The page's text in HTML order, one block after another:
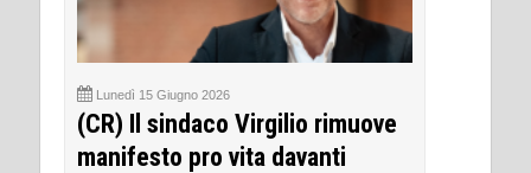
Lunedì 15 Giugno 2026
(CR) Il sindaco Virgilio rimuove
manifesto pro vita davanti